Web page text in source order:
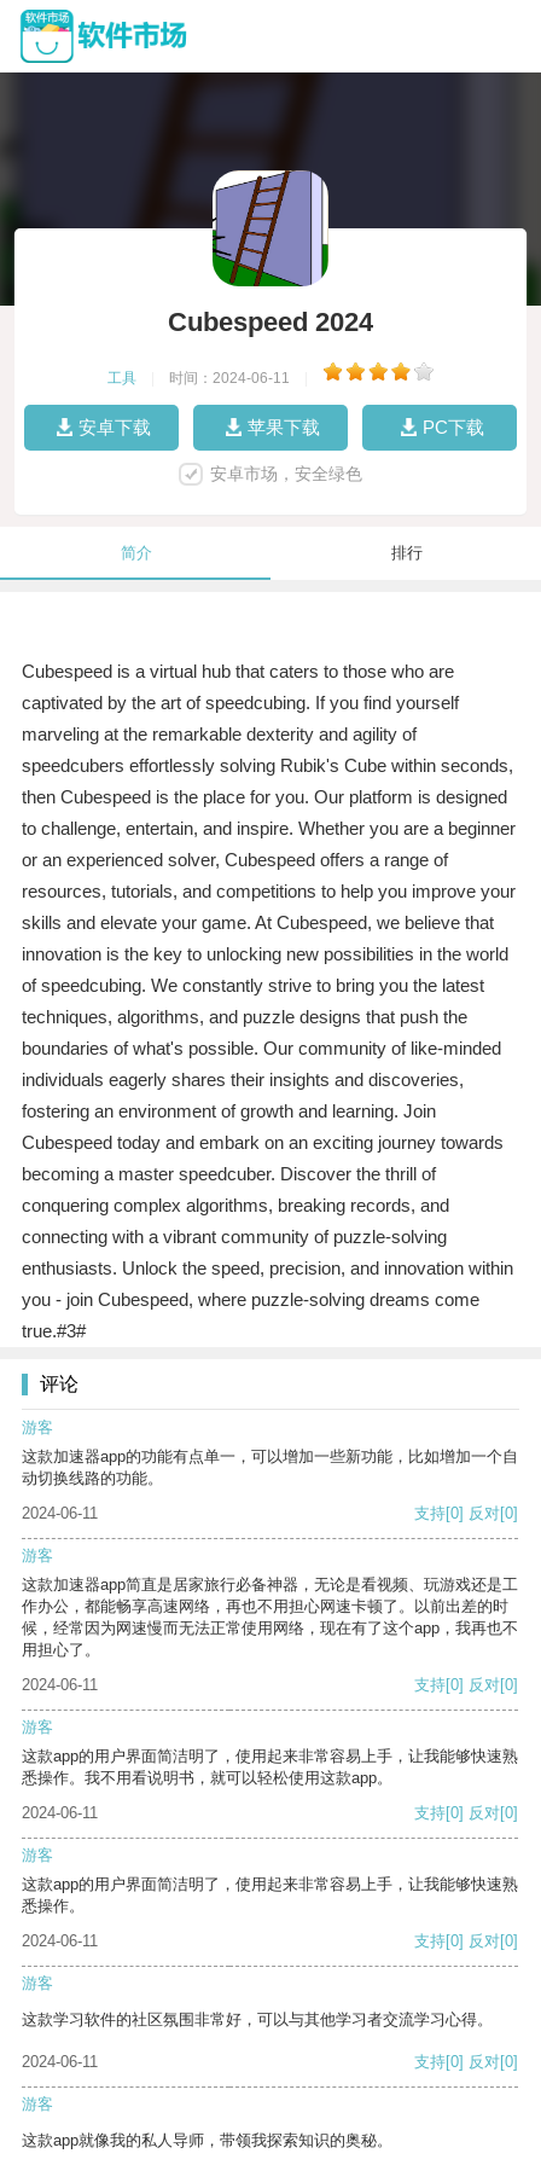
Cubespeed 2024
工具 时间：2024-06-11
安卓下载 苹果下载 PC下载
安卓市场，安全绿色
简介 排行
Cubespeed is a virtual hub that caters to those who are
captivated by the art of speedcubing. If you find yourself
marveling at the remarkable dexterity and agility of
speedcubers effortlessly solving Rubik's Cube within seconds,
then Cubespeed is the place for you. Our platform is designed
to challenge, entertain, and inspire. Whether you are a beginner
or an experienced solver, Cubespeed offers a range of
resources, tutorials, and competitions to help you improve your
skills and elevate your game. At Cubespeed, we believe that
innovation is the key to unlocking new possibilities in the world
of speedcubing. We constantly strive to bring you the latest
techniques, algorithms, and puzzle designs that push the
boundaries of what's possible. Our community of like-minded
individuals eagerly shares their insights and discoveries,
fostering an environment of growth and learning. Join
Cubespeed today and embark on an exciting journey towards
becoming a master speedcuber. Discover the thrill of
conquering complex algorithms, breaking records, and
connecting with a vibrant community of puzzle-solving
enthusiasts. Unlock the speed, precision, and innovation within
you - join Cubespeed, where puzzle-solving dreams come
true.#3#
评论
游客
这款加速器app的功能有点单一，可以增加一些新功能，比如增加一个自
动切换线路的功能。
2024-06-11
支持[0] 反对[0]
游客
这款加速器app简直是居家旅行必备神器，无论是看视频、玩游戏还是工
作办公，都能畅享高速网络，再也不用担心网速卡顿了。以前出差的时
候，经常因为网速慢而无法正常使用网络，现在有了这个app，我再也不
用担心了。
2024-06-11
支持[0] 反对[0]
游客
这款app的用户界面简洁明了，使用起来非常容易上手，让我能够快速熟
悉操作。我不用看说明书，就可以轻松使用这款app。
2024-06-11
支持[0] 反对[0]
游客
这款app的用户界面简洁明了，使用起来非常容易上手，让我能够快速熟
悉操作。
2024-06-11
支持[0] 反对[0]
游客
这款学习软件的社区氛围非常好，可以与其他学习者交流学习心得。
2024-06-11 支持[0] 反对[0]
游客
这款app就像我的私人导师，带领我探索知识的奥秘。